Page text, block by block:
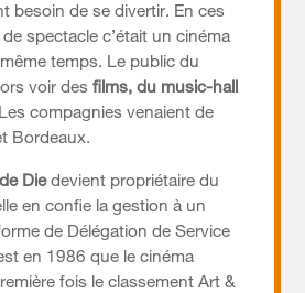
besoin de se divertir. En ces
spectacle c’était un cinéma
temps. Le public du
voir des films, du music-hall
compagnies venaient de
Bordeaux.
Diedevient propriétaire du
en confie la gestion à un
de Délégation de Service
en 1986 que le cinéma
fois le classement Art &